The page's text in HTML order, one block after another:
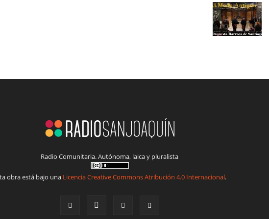
Radio Comunitaria. Autónoma, laica y pluralista
obra está bajo una Licencia Creative Commons Atribución 4.0 Internacional.